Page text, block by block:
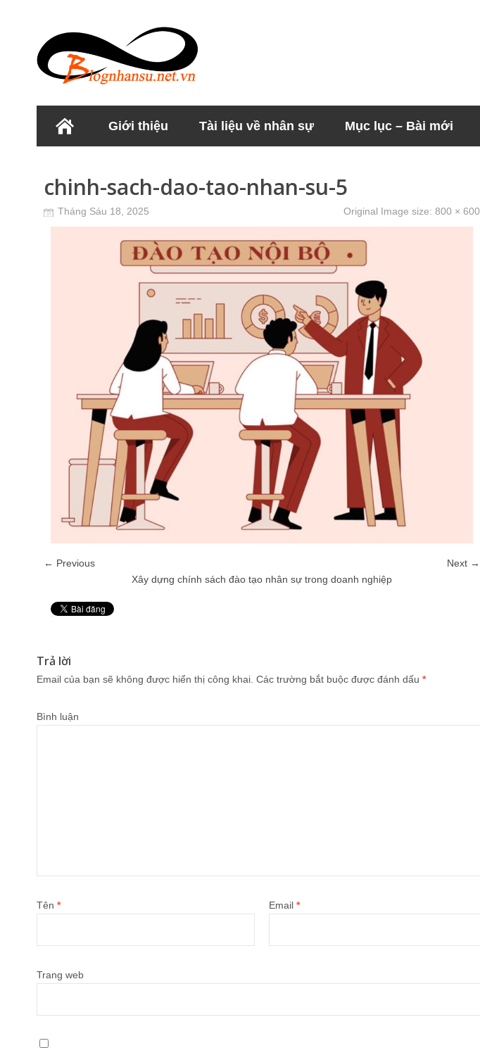
Giới thiệu Tài liệu về nhân sự Mục lục – Bài mới
chinh-sach-dao-tao-nhan-su-5
Tháng Sáu 18, 2025 Original Image size: 800 × 600
← Previous
Next →
Xây dựng chính sách đào tạo nhân sự trong doanh nghiệp
Trả lời
Email của bạn sẽ không được hiển thị công khai. Các trường bắt buộc được đánh dấu *
Bình luận
Tên * Email *
Trang web